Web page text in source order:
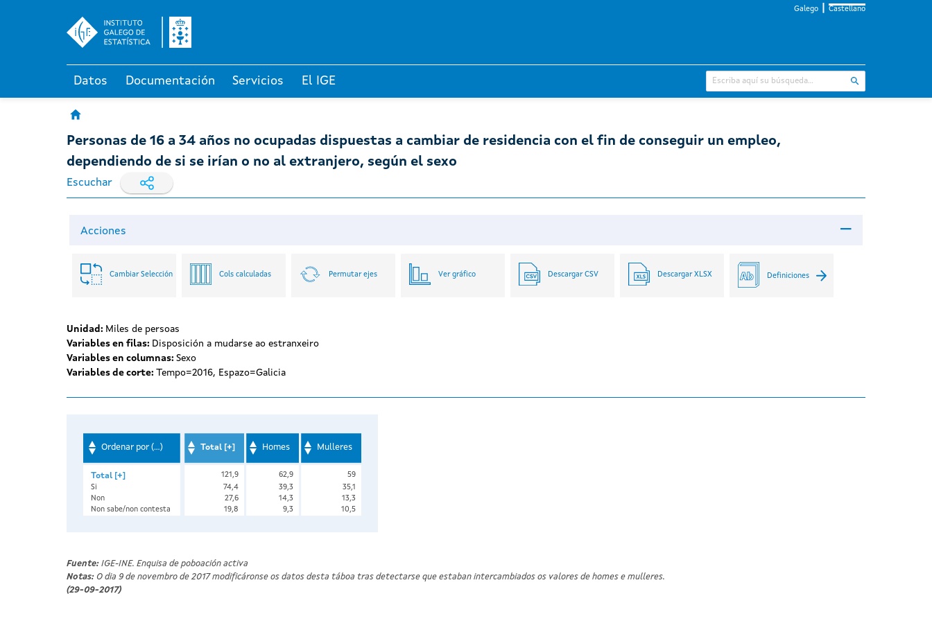
Galego Castellano
Datos Documentación Servicios El IGE
Personas de 16 a 34 años no ocupadas dispuestas a cambiar de residencia con el fin de conseguir un empleo,
dependiendo de si se irían o no al extranjero, según el sexo
Escuchar
Acciones
Cambiar Selección Cols calculadas Permutar ejes Ver gráfico Descargar CSV Descargar XLSX Definiciones
Unidad: Miles de persoas
Variables en filas: Disposición a mudarse ao estranxeiro
Variables en columnas: Sexo
Variables de corte: Tempo=2016, Espazo=Galicia
Ordenar por (...) Total [+] Homes Mulleres
Total [+] 121,9 62,9
59
Si
74,4 39,3
35,1
Non
27,6 14,3
13,3
Non sabe/non contesta
19,8 9,3 10,5
Fuente: IGE-INE. Enquisa de poboación activa
Notas: O dia 9 de novembro de 2017 modificáronse os datos desta táboa tras detectarse que estaban intercambiados os valores de homes e mulleres.
(29-09-2017)